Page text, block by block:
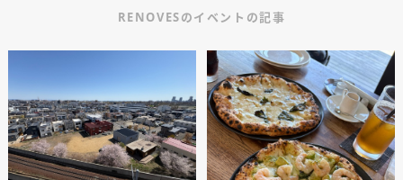
RENOVESのイベントの記事